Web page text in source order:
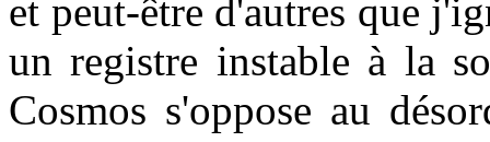
et peut-être d'autres que
un registre instable à la
Cosmos s'oppose au